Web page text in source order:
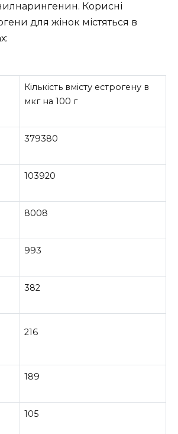
Корисні
для жінок містяться в
Кількість вмісту естрогену в
мкг на 100 г
379380
103920
8008
993
382
216
189
105